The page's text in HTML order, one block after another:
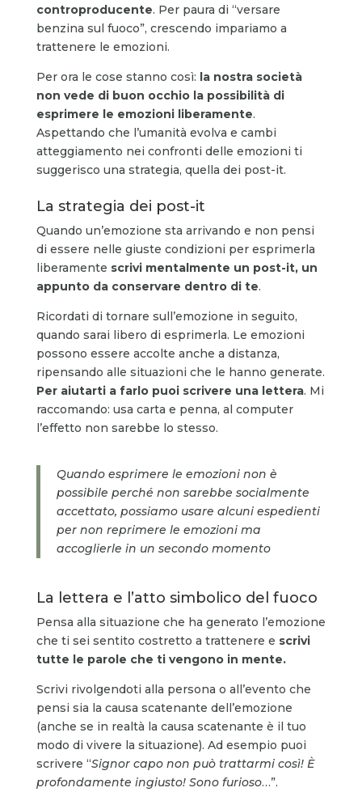
controproducente. Per paura di “versare
benzina sul fuoco”, crescendo impariamo a
trattenere le emozioni.
Per ora le cose stanno così: la nostra società
non vede di buon occhio la possibilità di
esprimere le emozioni liberamente.
Aspettando che l’umanità evolva e cambi
atteggiamento nei confronti delle emozioni ti
suggerisco una strategia, quella dei post-it.
La strategia dei post-it
Quando un’emozione sta arrivando e non pensi
di essere nelle giuste condizioni per esprimerla
liberamente scrivi mentalmente un post-it, un
appunto da conservare dentro di te.
Ricordati di tornare sull’emozione in seguito,
quando sarai libero di esprimerla. Le emozioni
possono essere accolte anche a distanza,
ripensando alle situazioni che le hanno generate.
Per aiutarti a farlo puoi scrivere una lettera. Mi
raccomando: usa carta e penna, al computer
l’effetto non sarebbe lo stesso.
Quando esprimere le emozioni non è
possibile perché non sarebbe socialmente
accettato, possiamo usare alcuni espedienti
per non reprimere le emozioni ma
accoglierle in un secondo momento
La lettera e l’atto simbolico del fuoco
Pensa alla situazione che ha generato l’emozione
che ti sei sentito costretto a trattenere e scrivi
tutte le parole che ti vengono in mente.
Scrivi rivolgendoti alla persona o all’evento che
pensi sia la causa scatenante dell’emozione
(anche se in realtà la causa scatenante è il tuo
modo di vivere la situazione). Ad esempio puoi
scrivere “Signor capo non può trattarmi così! È
profondamente ingiusto! Sono furioso…”.